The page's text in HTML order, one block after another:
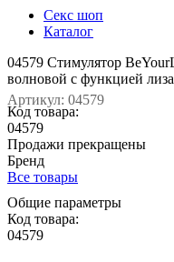
Секс шоп
Каталог
04579 Стимулятор
волновой с функцией
Артикул: 04579
Код товара:
04579
Продажи прекращены
Бренд
Все товары
Общие параметры
Код товара:
04579